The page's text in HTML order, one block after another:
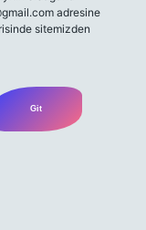
adresine
sitemizden